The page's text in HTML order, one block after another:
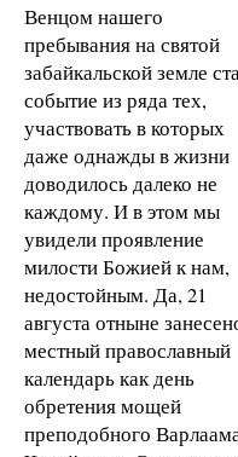
Венцом нашего
пребывания на святой
забайкальской земле
событие из ряда тех,
участвовать в которых
даже однажды в жизни
доводилось далеко не
каждому. И в этом мы
увидели проявление
милости Божией к нам,
недостойным. Да, 21
августа отныне
местный православный
календарь как день
обретения мощей
преподобного